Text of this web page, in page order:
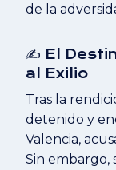
de la
✍️ El
al Exilio
Tras la
detenido y
Valencia,
Sin embargo,